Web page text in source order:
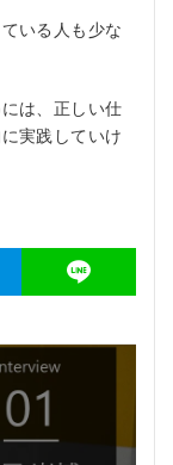
いる人も少な
は、正しい仕
実践していけ